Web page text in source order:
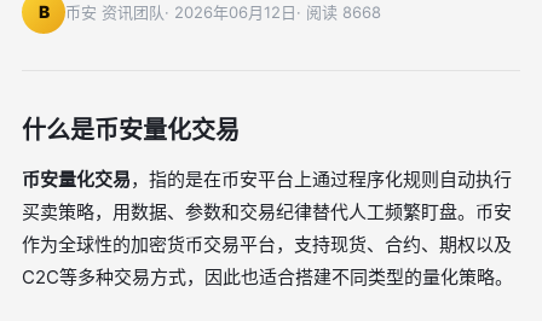
B 币安 资讯团队· 2026年06月12日· 阅读 8668
什么是币安量化交易
币安量化交易，指的是在币安平台上通过程序化规则自动执行
买卖策略，用数据、参数和交易纪律替代人工频繁盯盘。币安
作为全球性的加密货币交易平台，支持现货、合约、期权以及
C2C等多种交易方式，因此也适合搭建不同类型的量化策略。